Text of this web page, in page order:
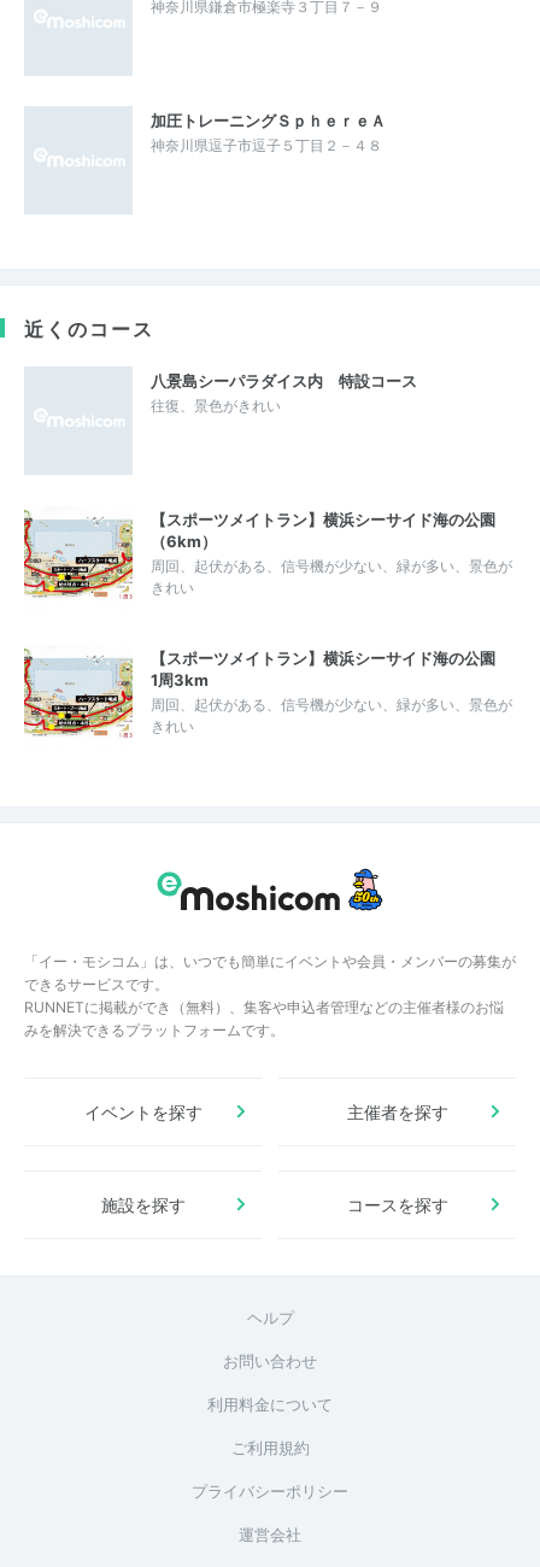
神奈川県鎌倉市極楽寺３丁目７－９
加圧トレーニングＳｐｈｅｒｅＡ
神奈川県逗子市逗子５丁目２－４８
近くのコース
八景島シーパラダイス内 特設コース
往復、景色がきれい
【スポーツメイトラン】横浜シーサイド海の公園
（6km）
周回、起伏がある、信号機が少ない、緑が多い、景色が
きれい
【スポーツメイトラン】横浜シーサイド海の公園
1周3km
周回、起伏がある、信号機が少ない、緑が多い、景色が
きれい
「イー・モシコム」は、いつでも簡単にイベントや会員・メンバーの募集が
できるサービスです。
RUNNETに掲載ができ（無料）、集客や申込者管理などの主催者様のお悩
みを解決できるプラットフォームです。
イベントを探す 主催者を探す
施設を探す コースを探す
ヘルプ
お問い合わせ
利用料金について
ご利用規約
プライバシーポリシー
運営会社